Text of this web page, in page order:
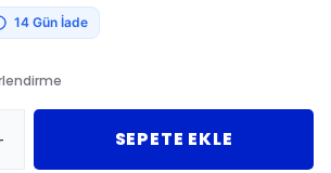
14 Gün İade
SEPETE EKLE